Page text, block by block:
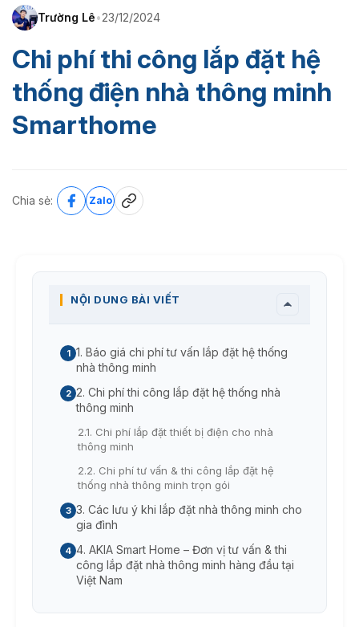
Trường Lê•23/12/2024
Chi phí thi công lắp đặt hệ
thống điện nhà thông minh
Smarthome
Chia sẻ: Zalo
NỘI DUNG BÀI VIẾT
1. Báo giá chi phí tư vấn lắp đặt hệ thống
nhà thông minh
2. Chi phí thi công lắp đặt hệ thống nhà
thông minh
2.1. Chi phí lắp đặt thiết bị điện cho nhà
thông minh
2.2. Chi phí tư vấn & thi công lắp đặt hệ
thống nhà thông minh trọn gói
3. Các lưu ý khi lắp đặt nhà thông minh cho
gia đình
4. AKIA Smart Home – Đơn vị tư vấn & thi
công lắp đặt nhà thông minh hàng đầu tại
Việt Nam